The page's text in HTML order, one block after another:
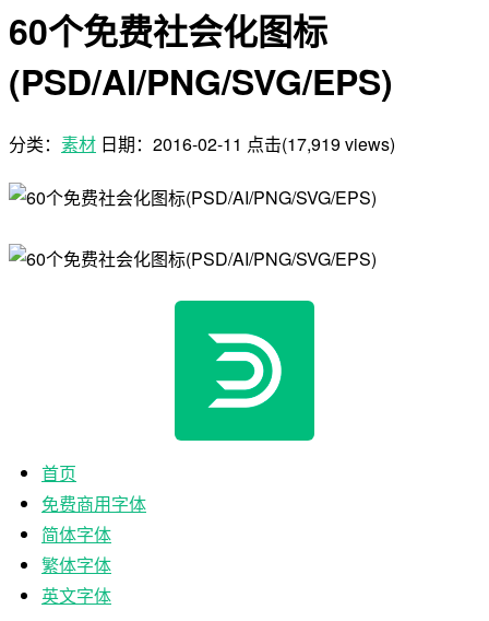
60个免费社会化图标
(PSD/AI/PNG/SVG/EPS)
分类： 素材 日期： 2016-02-11 点击(17,919 views)
首页
免费商用字体
简体字体
繁体字体
英文字体